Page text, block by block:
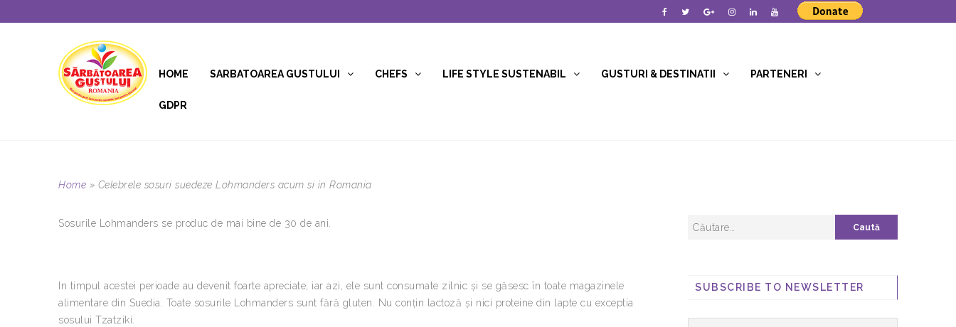
HOME SARBATOAREA GUSTULUI CHEFS LIFE STYLE SUSTENABIL GUSTURI & DESTINATII PARTENERI
GDPR
Home » Celebrele sosuri suedeze Lohmanders acum si in Romania
Sosurile Lohmanders se produc de mai bine de 30 de ani.
In timpul acestei perioade au devenit foarte apreciate, iar azi, ele sunt consumate zilnic și se găsesc în toate magazinele
alimentare din Suedia. Toate sosurile Lohmanders sunt fără gluten. Nu conțin lactoză și nici proteine din lapte cu exceptia
sosului Tzatziki.
SUBSCRIBE TO NEWSLETTER